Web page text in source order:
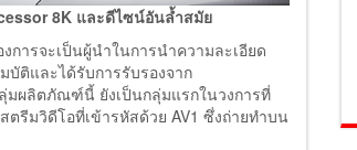
8K และดีไซน์อันล้ำสมัย
การจะเป็นผู้นำในการนำความละเอียด
ติและได้รับการรับรองจาก
มผลิตภัณฑ์นี้ ยังเป็นกลุ่มแรกในวงการที่
รีมวิดีโอที่เข้ารหัสด้วย AV1 ซึ่งถ่ายทำบน